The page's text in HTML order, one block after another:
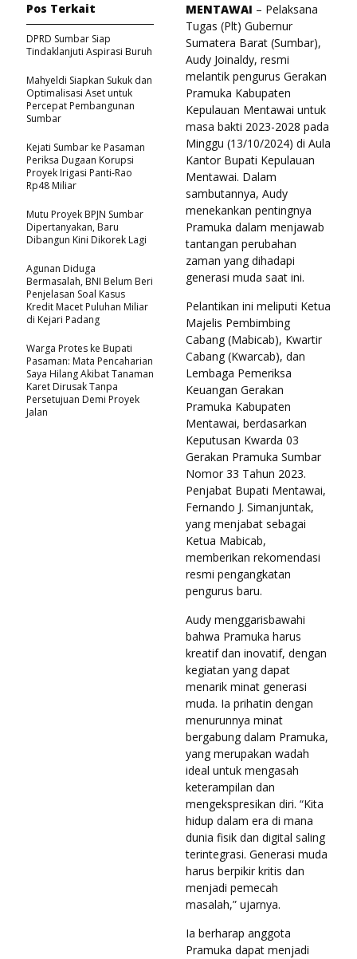
MENTAWAI – Pelaksana
Tugas (Plt) Gubernur
Sumatera Barat (Sumbar),
Audy Joinaldy, resmi
melantik pengurus Gerakan
Pramuka Kabupaten
Kepulauan Mentawai untuk
masa bakti 2023-2028 pada
Minggu (13/10/2024) di Aula
Kantor Bupati Kepulauan
Mentawai. Dalam
sambutannya, Audy
menekankan pentingnya
Pramuka dalam menjawab
tantangan perubahan
zaman yang dihadapi
generasi muda saat ini.
Pelantikan ini meliputi Ketua
Majelis Pembimbing
Cabang (Mabicab), Kwartir
Cabang (Kwarcab), dan
Lembaga Pemeriksa
Keuangan Gerakan
Pramuka Kabupaten
Mentawai, berdasarkan
Keputusan Kwarda 03
Gerakan Pramuka Sumbar
Nomor 33 Tahun 2023.
Penjabat Bupati Mentawai,
Fernando J. Simanjuntak,
yang menjabat sebagai
Ketua Mabicab,
memberikan rekomendasi
resmi pengangkatan
pengurus baru.
Audy menggarisbawahi
bahwa Pramuka harus
kreatif dan inovatif, dengan
kegiatan yang dapat
menarik minat generasi
muda. Ia prihatin dengan
menurunnya minat
bergabung dalam Pramuka,
yang merupakan wadah
ideal untuk mengasah
keterampilan dan
mengekspresikan diri. “Kita
hidup dalam era di mana
dunia fisik dan digital saling
terintegrasi. Generasi muda
harus berpikir kritis dan
menjadi pemecah
masalah,” ujarnya.
Ia berharap anggota
Pramuka dapat menjadi
Pos Terkait
DPRD Sumbar Siap
Tindaklanjuti Aspirasi Buruh
Mahyeldi Siapkan Sukuk dan
Optimalisasi Aset untuk
Percepat Pembangunan
Sumbar
Kejati Sumbar ke Pasaman
Periksa Dugaan Korupsi
Proyek Irigasi Panti-Rao
Rp48 Miliar
Mutu Proyek BPJN Sumbar
Dipertanyakan, Baru
Dibangun Kini Dikorek Lagi
Agunan Diduga
Bermasalah, BNI Belum Beri
Penjelasan Soal Kasus
Kredit Macet Puluhan Miliar
di Kejari Padang
Warga Protes ke Bupati
Pasaman: Mata Pencaharian
Saya Hilang Akibat Tanaman
Karet Dirusak Tanpa
Persetujuan Demi Proyek
Jalan